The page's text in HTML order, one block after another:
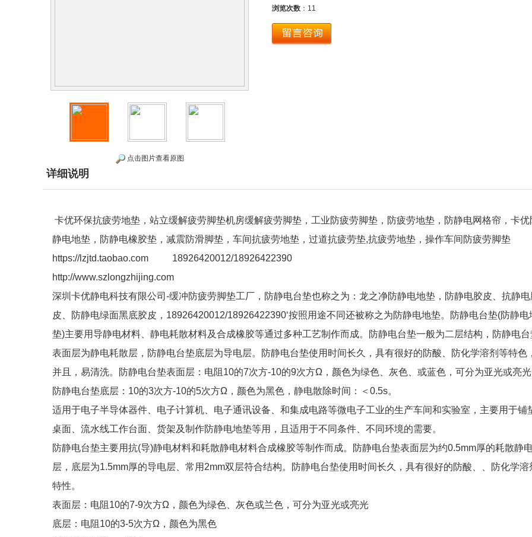
点击图片查看原图
浏览次数 ： 11
详细说明
卡优环保抗疲劳地垫，站立缓解疲劳脚垫机房缓解疲劳脚垫，工业防疲劳脚垫，防疲劳地垫，防静电网格帘，卡优
静电地垫，防静电橡胶垫，减震防滑脚垫，车间抗疲劳地垫，过道抗疲劳垫,抗疲劳地垫，操作车间防疲劳脚垫
https://lzjtd.taobao.com 18926420012/18926422390
http://www.szlongzhijing.com
深圳卡优静电科技有限公司-缓冲防疲劳脚垫工厂，防静电台垫也称之为：龙之净防静电地垫，防静电胶皮、抗静电
皮、防静电绿面黑底胶皮，18926420012/18926422390‘按照用途不同还被称之为防静电地垫。防静电台垫(防静电
垫)主要用导静电材料、静电耗散材料及合成橡胶等通过多种工艺制作而成。防静电台垫一般为二层结构，防静电台
表面层为静电耗散层，防静电台垫底层为导电层。防静电台垫使用时间长久，具有很好的防酸、防化学溶剂等特色，
并且，易清洗。防静电台垫表面层：电阻10的7次方-10的9次方Ω，颜色为绿色、灰色、或蓝色，可分为亚光或亮光
防静电台垫底层：10的3次方-10的5次方Ω，颜色为黑色，静电散除时间：＜0.5s。
适用于电子半导体器件、电子计算机、电子通讯设备、和集成电路等微电子工业的生产车间和实验室，主要用于铺
桌面、流水线工作台面、货架及制作防静电地垫等用，且适用于不同条件、不同环境的需要。
防静电台垫主要用抗(导)静电材料和耗散静电材料合成橡胶等制作而成。防静电台垫表面层为约0.5mm厚的耗散静
层，底层为1.5mm厚的导电层、常用2mm双层符合结构。防静电台垫使用时间长久，具有很好的防酸、、防化学溶
特性。
表面层：电阻10的7-9次方Ω，颜色为绿色、灰色或兰色，可分为亚光或亮光
底层：电阻10的3-5次方Ω，颜色为黑色